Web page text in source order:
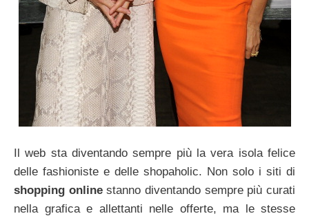
Il web sta diventando sempre più la vera isola felice
delle fashioniste e delle shopaholic. Non solo i siti di
shopping onlinestanno diventando sempre più curati
nella grafica e allettanti nelle offerte, ma le stesse